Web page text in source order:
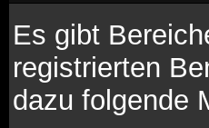
Es gibt
registrierten
dazu folgende